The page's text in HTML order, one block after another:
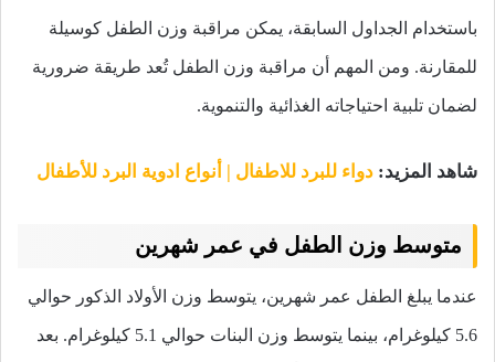
باستخدام الجداول السابقة، يمكن مراقبة وزن الطفل كوسيلة
للمقارنة. ومن المهم أن مراقبة وزن الطفل تُعد طريقة ضرورية
لضمان تلبية احتياجاته الغذائية والتنموية.
شاهد المزيد: دواء للبرد للاطفال | أنواع ادوية البرد للأطفال
متوسط وزن الطفل في عمر شهرين
عندما يبلغ الطفل عمر شهرين، يتوسط وزن الأولاد الذكور حوالي
5.6 كيلوغرام، بينما يتوسط وزن البنات حوالي 5.1 كيلوغرام. بعد